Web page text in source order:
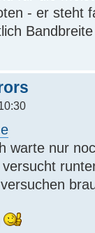
- er steht
warte nur